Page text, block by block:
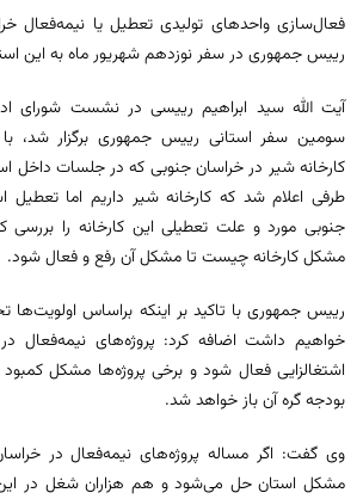
فعال‌سازی واحدهای تولیدی تعطیل یا نیمه‌فعال
رییس جمهوری در سفر نوزدهم شهریور ماه به این
آیت الله سید ابراهیم رییسی در نشست شورای
سومین سفر استانی رییس جمهوری برگزار شد،
کارخانه شیر در خراسان جنوبی که در جلسات داخل
طرفی اعلام شد که کارخانه شیر داریم اما تعطیل
جنوبی مورد و علت تعطیلی این کارخانه را
مشکل کارخانه چیست تا مشکل آن رفع و فعال شود.
رییس جمهوری با تاکید بر اینکه براساس اولویت‌ها
خواهیم داشت اضافه کرد: پروژه‌های نیمه‌فعال
اشتغالزایی فعال شود و برخی پروژه‌ها مشکل کمبود
بودجه گره آن باز خواهد شد.
وی گفت: اگر مساله پروژه‌های نیمه‌فعال در
مشکل استان حل می‌شود و هم هزاران شغل در